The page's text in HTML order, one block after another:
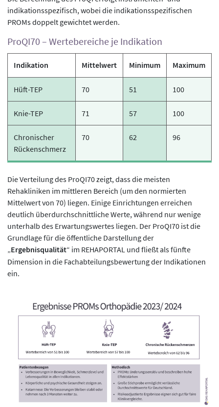
indikationsspezifisch, wobei die indikationsspezifischen
PROMs doppelt gewichtet werden.
ProQI70 – Wertebereiche je Indikation
Indikation Mittelwert Minimum Maximum
Hüft-TEP 70 51 100
Knie-TEP 71 57 100
Chronischer
Rückenschmerz
70 62 96
Die Verteilung des ProQI70 zeigt, dass die meisten
Rehakliniken im mittleren Bereich (um den normierten
Mittelwert von 70) liegen. Einige Einrichtungen erreichen
deutlich überdurchschnittliche Werte, während nur wenige
unterhalb des Erwartungswertes liegen. Der ProQI70 ist die
Grundlage für die öffentliche Darstellung der
„Ergebnisqualität“ im REHAPORTAL und fließt als fünfte
Dimension in die Fachabteilungsbewertung der Indikationen
ein.